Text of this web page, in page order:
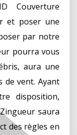
Couverture
et poser une
par notre
pourra vous
aura une
de vent. Ayant
disposition,
saura
des règles en